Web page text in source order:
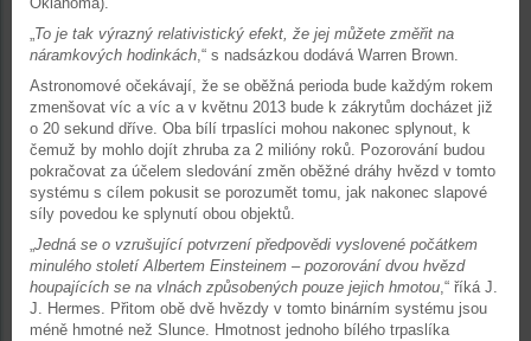
„To je tak výrazný relativistický efekt, že jej můžete změřit na
náramkových hodinkách,“ s nadsázkou dodává Warren Brown.
Astronomové očekávají, že se oběžná perioda bude každým rokem
zmenšovat víc a víc a v květnu 2013 bude k zákrytům docházet již
o 20 sekund dříve. Oba bílí trpaslíci mohou nakonec splynout, k
čemuž by mohlo dojít zhruba za 2 milióny roků. Pozorování budou
pokračovat za účelem sledování změn oběžné dráhy hvězd v tomto
systému s cílem pokusit se porozumět tomu, jak nakonec slapové
síly povedou ke splynutí obou objektů.
„Jedná se o vzrušující potvrzení předpovědi vyslovené počátkem
minulého století Albertem Einsteinem – pozorování dvou hvězd
houpajících se na vlnách způsobených pouze jejich hmotou,“ říká J.
J. Hermes. Přitom obě dvě hvězdy v tomto binárním systému jsou
méně hmotné než Slunce. Hmotnost jednoho bílého trpaslíka